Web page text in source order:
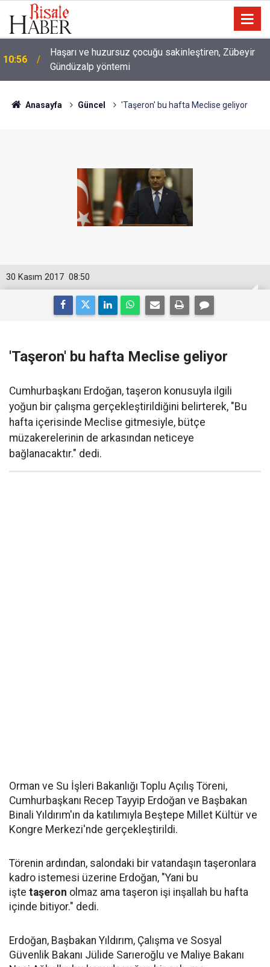
10:00 Niye 'dilimin ucunda' demek zorunda kalıyoruz?
Anasayfa Güncel 'Taşeron' bu hafta Meclise geliyor
08:50
30 Kasım 2017
'Taşeron' bu hafta Meclise geliyor
Cumhurbaşkanı Erdoğan, taşeron konusuyla ilgili
yoğun bir çalışma gerçekleştirildiğini belirterek, "Bu
hafta içerisinde Meclise gitmesiyle, bütçe
müzakerelerinin de arkasından neticeye
bağlanacaktır." dedi.
Orman ve Su İşleri Bakanlığı Toplu Açılış Töreni,
Cumhurbaşkanı Recep Tayyip Erdoğan ve Başbakan
Binali Yıldırım'ın da katılımıyla Beştepe Millet Kültür ve
Kongre Merkezi'nde gerçekleştirildi.
Törenin ardından, salondaki bir vatandaşın taşeronlara
kadro istemesi üzerine Erdoğan, "Yani bu
işte taşeron olmaz ama taşeron işi inşallah bu hafta
içinde bitiyor." dedi.
Erdoğan, Başbakan Yıldırım, Çalışma ve Sosyal
Güvenlik Bakanı Jülide Sarıeroğlu ve Maliye Bakanı